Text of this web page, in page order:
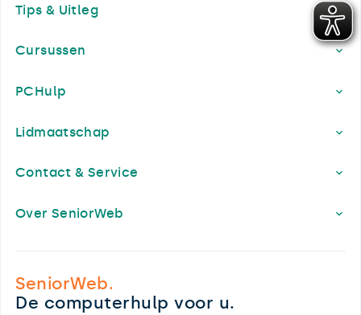
Tips & Uitleg
Cursussen
PCHulp
Lidmaatschap
Contact & Service
Over SeniorWeb
SeniorWeb.
De computerhulp voor u.